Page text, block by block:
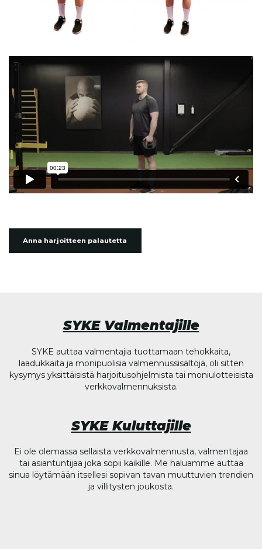
Anna harjoitteen palautetta
SYKE Valmentajille
SYKE auttaa valmentajia tuottamaan tehokkaita,
laadukkaita ja monipuolisia valmennussisältöjä, oli sitten
kysymys yksittäisistä harjoitusohjelmista tai moniulotteisista
verkkovalmennuksista.
SYKE Kuluttajille
Ei ole olemassa sellaista verkkovalmennusta, valmentajaa
tai asiantuntijaa joka sopii kaikille. Me haluamme auttaa
sinua löytämään itsellesi sopivan tavan muuttuvien trendien
ja villitysten joukosta.